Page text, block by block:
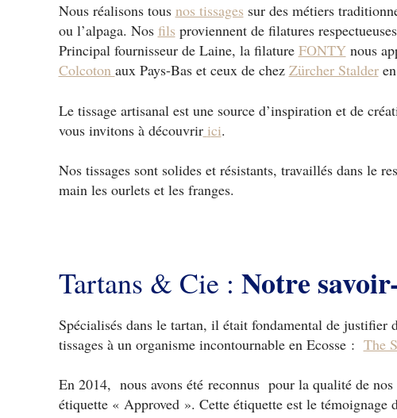
Nous réalisons tous nos tissages sur des métiers
ou l’alpaga. Nos fils proviennent de filatures
Principal fournisseur de Laine, la filature FONTYnous
Colcoton aux Pays-Bas et ceux de chez Zürcher Stalderen
Le tissage artisanal est une source d’inspiration et de
vous invitons à découvrir ici.
Nos tissages sont solides et résistants, travaillés dans le
main les ourlets et les franges.
Tartans & Cie : Notre
Spécialisés dans le tartan, il était fondamental de justifier
tissages à un organisme incontournable en Ecosse : The
En 2014, nous avons été reconnus pour la qualité de
étiquette « Approved ». Cette étiquette est le témoignage